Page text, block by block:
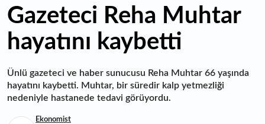
Gazeteci Reha Muhtar
hayatını kaybetti
Ünlü gazeteci ve haber sunucusu Reha Muhtar 66 yaşında
hayatını kaybetti. Muhtar, bir süredir kalp yetmezliği
nedeniyle hastanede tedavi görüyordu.
Ekonomist